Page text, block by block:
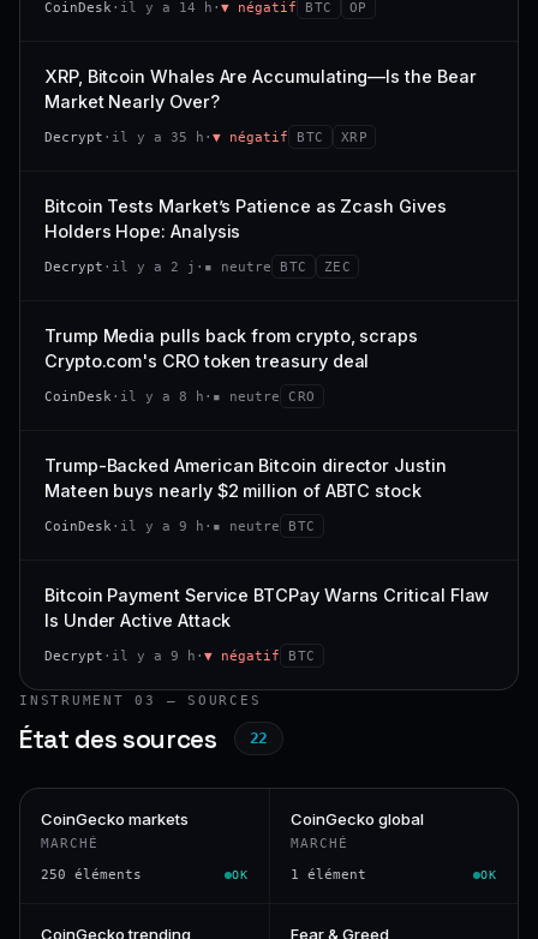
−0,1 % +0,1 %
−0,1 % #29
CONFIANCE
477 M$ 1 464 $
+0,6 % −3,6 %
−94,7 % #102
CONFIANCE
CoinDesk · il y a 14 h · ▼ négatif BTC OP
XRP, Bitcoin Whales Are Accumulating—Is the Bear
Market Nearly Over?
Decrypt · il y a 35 h · ▼ négatif BTC XRP
Bitcoin Tests Market’s Patience as Zcash Gives
Holders Hope: Analysis
Decrypt · il y a 2 j · ▪ neutre BTC ZEC
Trump Media pulls back from crypto, scraps
Crypto.com's CRO token treasury deal
CoinDesk · il y a 8 h · ▪ neutre CRO
Trump-Backed American Bitcoin director Justin
Mateen buys nearly $2 million of ABTC stock
CoinDesk · il y a 9 h · ▪ neutre BTC
Bitcoin Payment Service BTCPay Warns Critical Flaw
Is Under Active Attack
Decrypt · il y a 9 h · ▼ négatif BTC
INSTRUMENT 03 — SOURCES
État des sources 22
CoinGecko markets
MARCHÉ
250 éléments OK
CoinGecko global
MARCHÉ
1 élément OK
CoinGecko trending
Fear & Greed